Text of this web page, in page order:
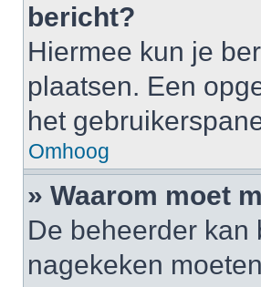
bericht?
Hiermee kun je
plaatsen. Een
het
Omhoog
» Waarom moet
De beheerder kan
nagekeken